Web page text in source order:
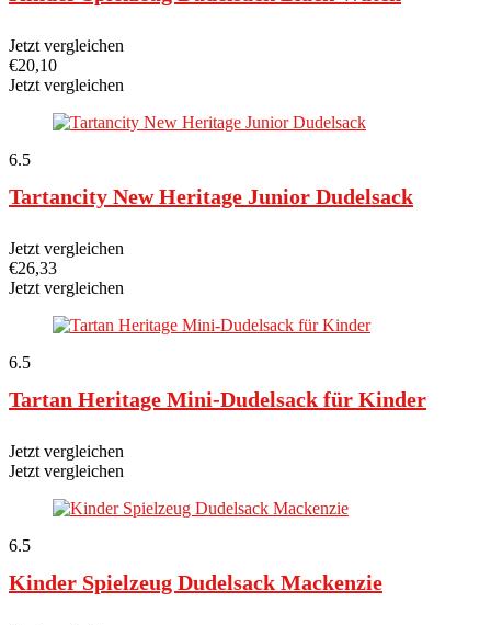
Jetzt vergleichen
€20,10
Jetzt vergleichen
6.5
Tartancity New Heritage Junior Dudelsack
Jetzt vergleichen
€26,33
Jetzt vergleichen
6.5
Tartan Heritage Mini-Dudelsack für Kinder
Jetzt vergleichen
Jetzt vergleichen
6.5
Kinder Spielzeug Dudelsack Mackenzie